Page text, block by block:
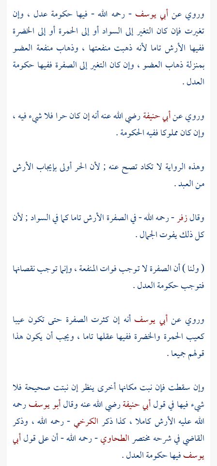
وروي عنأبي يوسف- رحمه الله - فيها حكومة عدل ، وإن
تغيرت فإن كان التغير إلى السواد أو إلى الحمرة أو إلى الخضرة
ففيها الأرش تاما لأنه ذهبت منفعتها ، وذهاب منفعة العضو
بمنزلة ذهاب العضو ، وإن كان التغير إلى الصفرة ففيها حكومة
العدل .
وروي عنأبي حنيفةرضي الله عنه أنه إن كان حرا فلا شيء فيه ،
وإن كان مملوكا ففيه الحكومة .
وهذه الرواية لا تكاد تصح عنه ; لأن الحر أولى بإيجاب الأرش
من العبد .
وقالزفر- رحمه الله - في الصفرة الأرش تاما كما في السواد ; لأن
كل ذلك يفوت الجمال .
( ولنا ) أن الصفرة لا توجب فوات المنفعة ، وإنما توجب نقصانها
فتوجب حكومة العدل .
وروي عنأبي يوسفأنه إن كثرت الصفرة حتى تكون عيبا
كعيب الحمرة والخضرة ففيها عقلها تاما ، ويجب أن يكون هذا
قولهم جميعا .
وإن سقطت فإن نبت مكانها أخرى ينظر إن نبتت صحيحة فلا
شيء فيها في قولأبي حنيفةرضي الله عنه وقالأبو يوسفرحمه
الله عليه الأرش كاملا ، كذا ذكر الكرخي- رحمه الله ، وذكر
القاضيفي شرحه مختصرالطحاوي- رحمه الله - أن على قولأبي
يوسففيها حكومة العدل .